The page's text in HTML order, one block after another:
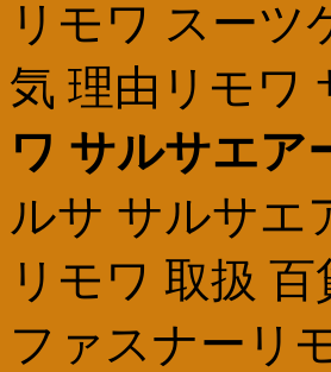
リモワ スーツ
気 理由リモワ
ワ サルサエア
ルサ サルサエ
リモワ 取扱
ファスナーリ